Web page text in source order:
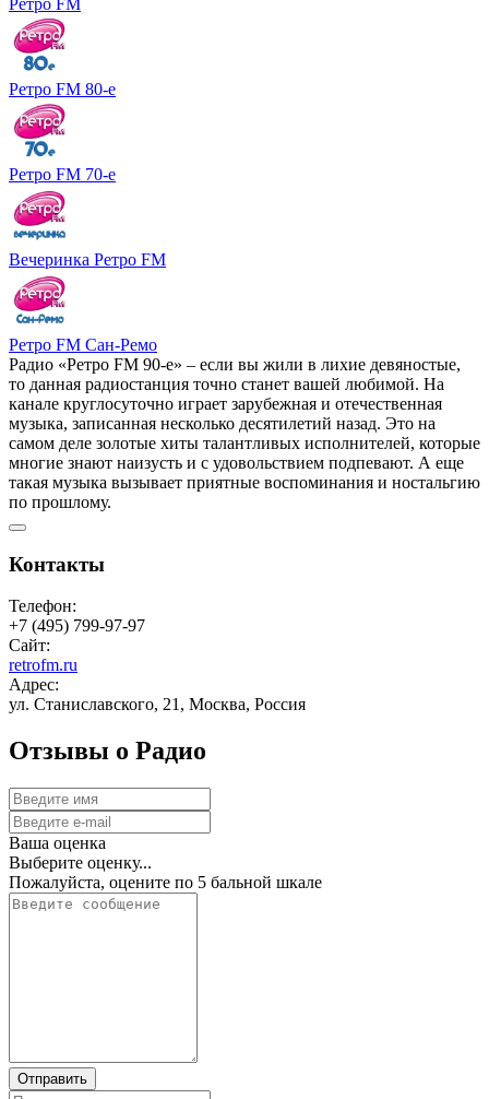
Ретро FM 80-е
Ретро FM 70-е
Вечеринка Ретро FM
Ретро FM Сан-Ремо
Радио «Ретро FM 90-е» – если вы жили в лихие девяностые,
то данная радиостанция точно станет вашей любимой. На
канале круглосуточно играет зарубежная и отечественная
музыка, записанная несколько десятилетий назад. Это на
самом деле золотые хиты талантливых исполнителей, которые
многие знают наизусть и с удовольствием подпевают. А еще
такая музыка вызывает приятные воспоминания и ностальгию
по прошлому.
Контакты
Телефон:
+7 (495) 799-97-97
Сайт:
retrofm.ru
Адрес:
ул. Станиславского, 21, Москва, Россия
Отзывы о Радио
Ваша оценка
Выберите оценку...
Пожалуйста, оцените по 5 бальной шкале
Отправить